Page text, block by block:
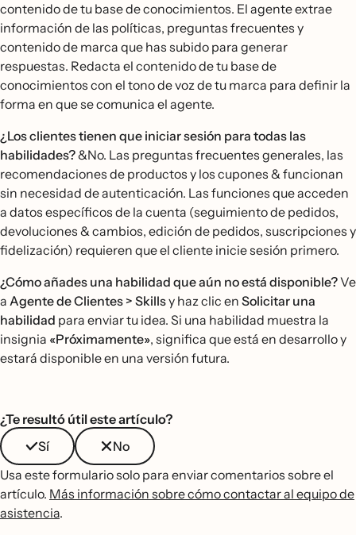
contenido de tu base de conocimientos. El agente extrae
información de las políticas, preguntas frecuentes y
contenido de marca que has subido para generar
respuestas. Redacta el contenido de tu base de
conocimientos con el tono de voz de tu marca para definir la
forma en que se comunica el agente.
¿Los clientes tienen que iniciar sesión para todas las
habilidades?&No. Las preguntas frecuentes generales, las
recomendaciones de productos y los cupones & funcionan
sin necesidad de autenticación. Las funciones que acceden
a datos específicos de la cuenta (seguimiento de pedidos,
devoluciones & cambios, edición de pedidos, suscripciones y
fidelización) requieren que el cliente inicie sesión primero.
¿Cómo añades una habilidad que aún no está disponible?Ve
a Agente de Clientes > Skillsy haz clic en Solicitar una
habilidad para enviar tu idea. Si una habilidad muestra la
insignia «Próximamente», significa que está en desarrollo y
estará disponible en una versión futura.
¿Te resultó útil este artículo?
Sí
No
Usa este formulario solo para enviar comentarios sobre el
artículo. Más información sobre cómo contactar al equipo de
asistencia.